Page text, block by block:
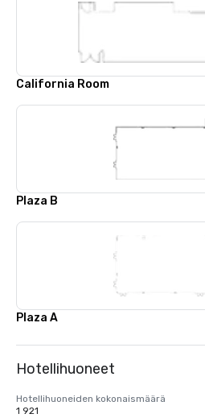
California Room
Plaza B
Plaza A
Hotellihuoneet
Hotellihuoneiden kokonaismäärä
1 921